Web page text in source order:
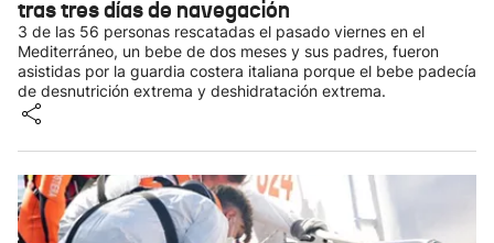
tras tres días de navegación
3 de las 56 personas rescatadas el pasado viernes en el
Mediterráneo, un bebe de dos meses y sus padres, fueron
asistidas por la guardia costera italiana porque el bebe padecía
de desnutrición extrema y deshidratación extrema.